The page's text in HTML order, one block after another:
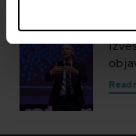
Read